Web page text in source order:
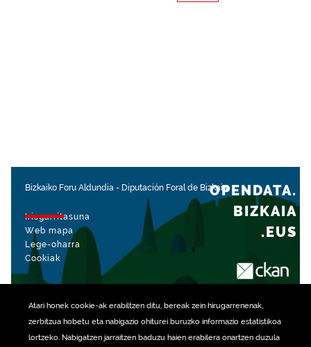
Atari honek cookie-ak erabiltzen ditu, bereak zein hirugarrenenak,
zerbitzua hobetu eta nabigazio ohiturei buruzko informazio estatistikoa
lortzeko. Nabigatzen jarraitzen baduzu haien erabilera onartzen duzula
Bizkaiko Foru Aldundia - Diputación Foral de Bizkaia
Irisgarritasuna
Web mapa
Lege-oharra
Cookiak
OPENDATA.
BIZKAIA
.EUS